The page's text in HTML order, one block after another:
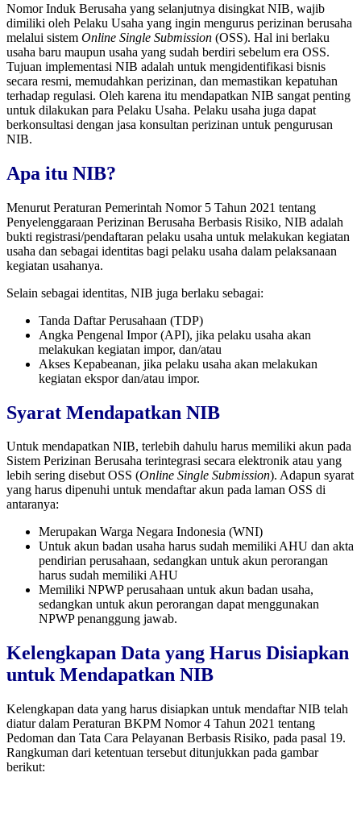
Nomor Induk Berusaha yang selanjutnya disingkat NIB, wajib
dimiliki oleh Pelaku Usaha yang ingin mengurus perizinan berusaha
melalui sistem Online Single Submission (OSS). Hal ini berlaku
usaha baru maupun usaha yang sudah berdiri sebelum era OSS.
Tujuan implementasi NIB adalah untuk mengidentifikasi bisnis
secara resmi, memudahkan perizinan, dan memastikan kepatuhan
terhadap regulasi. Oleh karena itu mendapatkan NIB sangat penting
untuk dilakukan para Pelaku Usaha. Pelaku usaha juga dapat
berkonsultasi dengan jasa konsultan perizinan untuk pengurusan
NIB.
Apa itu NIB?
Menurut Peraturan Pemerintah Nomor 5 Tahun 2021 tentang
Penyelenggaraan Perizinan Berusaha Berbasis Risiko, NIB adalah
bukti registrasi/pendaftaran pelaku usaha untuk melakukan kegiatan
usaha dan sebagai identitas bagi pelaku usaha dalam pelaksanaan
kegiatan usahanya.
Selain sebagai identitas, NIB juga berlaku sebagai:
Tanda Daftar Perusahaan (TDP)
Angka Pengenal Impor (API), jika pelaku usaha akan
melakukan kegiatan impor, dan/atau
Akses Kepabeanan, jika pelaku usaha akan melakukan
kegiatan ekspor dan/atau impor.
Syarat Mendapatkan NIB
Untuk mendapatkan NIB, terlebih dahulu harus memiliki akun pada
Sistem Perizinan Berusaha terintegrasi secara elektronik atau yang
lebih sering disebut OSS (Online Single Submission). Adapun syarat
yang harus dipenuhi untuk mendaftar akun pada laman OSS di
antaranya:
Merupakan Warga Negara Indonesia (WNI)
Untuk akun badan usaha harus sudah memiliki AHU dan akta
pendirian perusahaan, sedangkan untuk akun perorangan
harus sudah memiliki AHU
Memiliki NPWP perusahaan untuk akun badan usaha,
sedangkan untuk akun perorangan dapat menggunakan
NPWP penanggung jawab.
Kelengkapan Data yang Harus Disiapkan
untuk Mendapatkan NIB
Kelengkapan data yang harus disiapkan untuk mendaftar NIB telah
diatur dalam Peraturan BKPM Nomor 4 Tahun 2021 tentang
Pedoman dan Tata Cara Pelayanan Berbasis Risiko, pada pasal 19.
Rangkuman dari ketentuan tersebut ditunjukkan pada gambar
berikut: